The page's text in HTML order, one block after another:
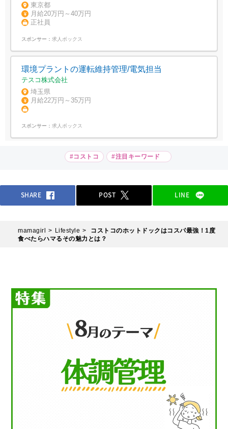
東京都
月給20万円～40万円
正社員
スポンサー： 求人ボックス
環境プラントの運転維持管理/電気担当
テスコ株式会社
埼玉県
月給22万円～35万円
スポンサー： 求人ボックス
#コストコ #注目キーワード
SHARE POST LINE
mamagirl Lifestyle
コストコのホットドックはコスパ最強！1度
食べたらハマるその魅力とは？